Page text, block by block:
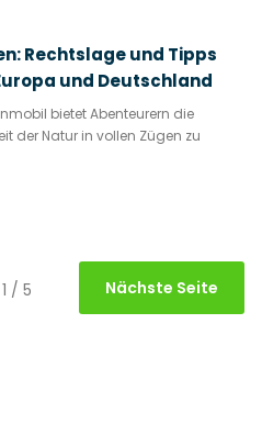
Rechtslage und Tipps
und Deutschland
bietet Abenteurern die
der Natur in vollen Zügen zu
1 / 5 Nächste Seite